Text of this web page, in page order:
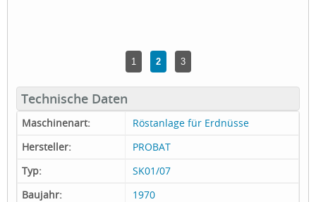
1 2 3
Technische Daten
Maschinenart:
Röstanlage für Erdnüsse
Hersteller:
PROBAT
Typ:
SK01/07
Baujahr:
1970